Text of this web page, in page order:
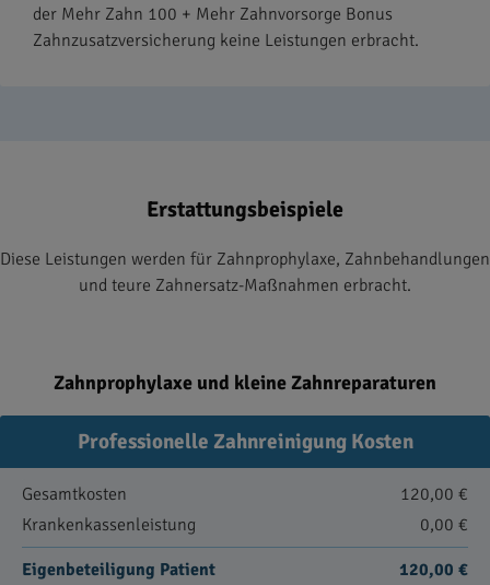
der Mehr Zahn 100 + Mehr Zahnvorsorge Bonus
Zahnzusatzversicherung keine Leistungen erbracht.
Erstattungsbeispiele
Diese Leistungen werden für Zahnprophylaxe, Zahnbehandlungen
und teure Zahnersatz-Maßnahmen erbracht.
Zahnprophylaxe und kleine Zahnreparaturen
Professionelle Zahnreinigung Kosten
Gesamtkosten
120,00 €
Krankenkassenleistung
0,00 €
Eigenbeteiligung Patient 120,00 €